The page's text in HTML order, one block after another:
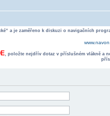
a je zaměřeno k diskuzi o navigačních
, položte nejdřív dotaz v příslušném vlákně a